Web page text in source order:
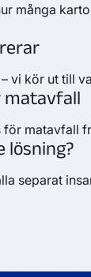
många
vi kör ut till
matavfall
matavfall
lösning?
separat